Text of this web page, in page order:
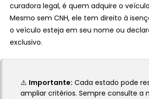
curadora legal, é quem adquire o
Mesmo sem CNH, ele tem direito à
o veículo esteja em seu nome ou
exclusivo.
⚠️ Importante: Cada estado pode
ampliar critérios. Sempre consulte a